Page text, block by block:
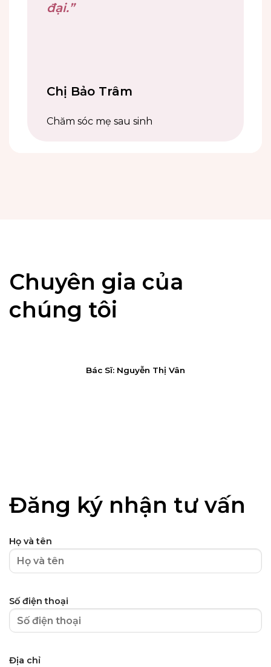
sao thật sự!”
Chị Minh Anh
Nghệ sĩ
đại.”
Chị Bảo Trâm
Chăm sóc mẹ sau sinh
Dịch vụ chăm sóc em bé
Chuyên gia của
chúng tôi
Bác Sĩ: Nguyễn Thị Vân
Đăng ký nhận tư vấn
Họ và tên
Số điện thoại
Địa chỉ